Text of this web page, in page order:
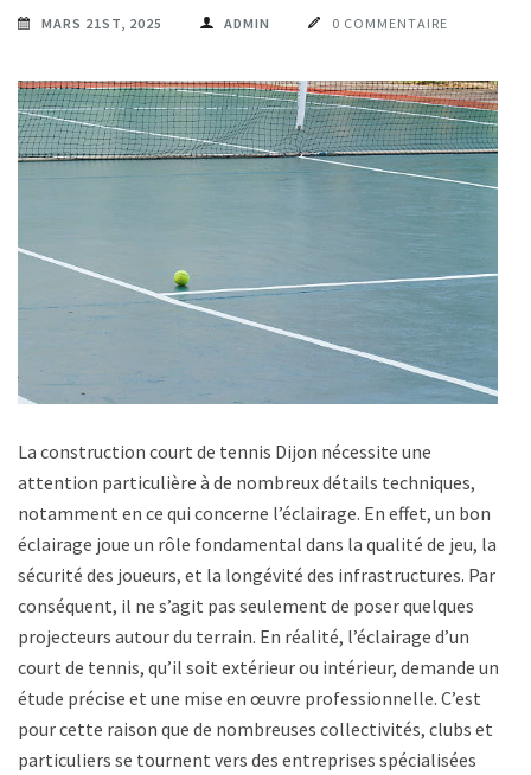
MARS 21ST, 2025 ADMIN 0 COMMENTAIRE
La construction court de tennis Dijon nécessite une
attention particulière à de nombreux détails techniques,
notamment en ce qui concerne l’éclairage. En effet, un bon
éclairage joue un rôle fondamental dans la qualité de jeu, la
sécurité des joueurs, et la longévité des infrastructures. Par
conséquent, il ne s’agit pas seulement de poser quelques
projecteurs autour du terrain. En réalité, l’éclairage d’un
court de tennis, qu’il soit extérieur ou intérieur, demande une
étude précise et une mise en œuvre professionnelle. C’est
pour cette raison que de nombreuses collectivités, clubs et
particuliers se tournent vers des entreprises spécialisées